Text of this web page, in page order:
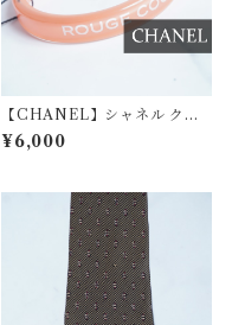
【CHANEL】シャネル クリ
アバングル orange
¥6,000